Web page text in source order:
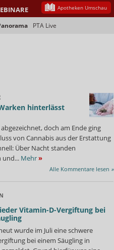
Apotheken Umschau
PTA Live
hinterlässt
doch am Ende ging
von Cannabis aus der Erstattung
Über Nacht standen
und... Mehr»
Alle Kommentare lesen »
Vitamin-D-Vergiftung bei
wurde im Juli eine schwere
bei einem Säugling in